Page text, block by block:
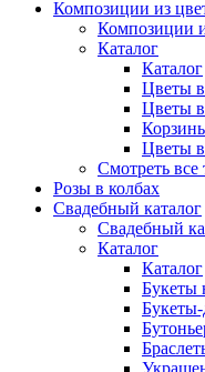
Композиции из
Композиции
Каталог
Каталог
Цветы
Цветы
Цветы
Смотреть все
Розы в колбах
Свадебный каталог
Свадебный
Каталог
Каталог
Букеты